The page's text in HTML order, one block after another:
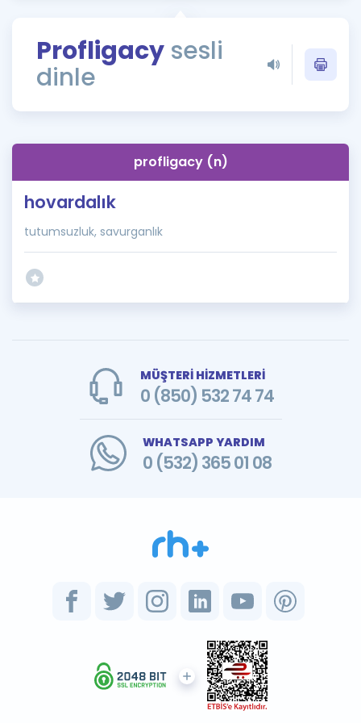
Rehberlik Aracı
ÖSYM Sınav Takvimi
İngilizce Gramer
Profligacy sesli
dinle
profligacy (n)
hovardalık
tutumsuzluk, savurganlık
MÜŞTERİ HİZMETLERİ
0 (850) 532 74 74
WHATSAPP YARDIM
0 (532) 365 01 08